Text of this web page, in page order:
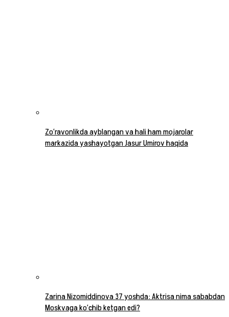
Zo‘ravonlikda ayblangan va hali ham mojarolar
markazida yashayotgan Jasur Umirov haqida
Zarina Nizomiddinova 37 yoshda: Aktrisa nima sababdan
Moskvaga ko‘chib ketgan edi?